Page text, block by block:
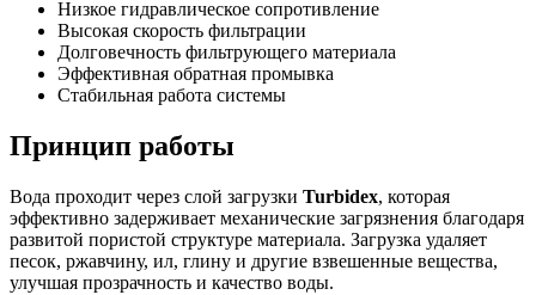
Низкое гидравлическое сопротивление
Высокая скорость фильтрации
Долговечность фильтрующего материала
Эффективная обратная промывка
Стабильная работа системы
Принцип работы
Вода проходит через слой загрузки Turbidex, которая
эффективно задерживает механические загрязнения благодаря
развитой пористой структуре материала. Загрузка удаляет
песок, ржавчину, ил, глину и другие взвешенные вещества,
улучшая прозрачность и качество воды.